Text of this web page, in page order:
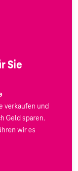
Sie
verkaufen und
Geld sparen.
wir es